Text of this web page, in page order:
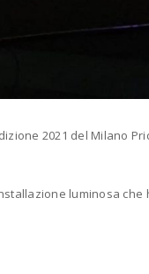
2021 del Milano
luminosa